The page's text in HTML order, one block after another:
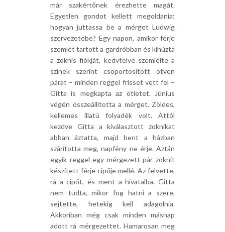
már szakértőnek érezhette magát.
Egyetlen gondot kellett megoldania:
hogyan juttassa be a mérget Ludwig
szervezetébe? Egy napon, amikor férje
szemlét tartott a gardróbban és kihúzta
a zoknis fiókját, kedvtelve szemlélte a
színek szerint csoportosított ötven
párat – minden reggel frisset vett fel –
Gitta is megkapta az ötletet. Június
végén összeállította a mérget. Zöldes,
kellemes illatú folyadék volt. Attól
kezdve Gitta a kiválasztott zoknikat
abban áztatta, majd bent a házban
szárította meg, napfény ne érje. Aztán
egyik reggel egy mérgezett pár zoknit
készített férje cipője mellé. Az felvette,
rá a cipőt, és ment a hivatalba. Gitta
nem tudta, mikor fog hatni a szere,
sejtette, hetekig kell adagolnia.
Akkoriban még csak minden másnap
adott rá mérgezettet. Hamarosan meg